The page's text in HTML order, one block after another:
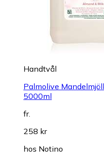
Handtvål
Palmolive
5000ml
fr.
258 kr
hos Notino